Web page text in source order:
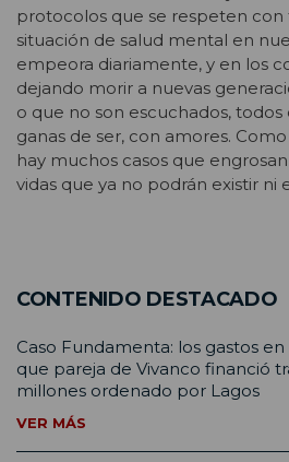
protocolos que se respeten con
situación de salud mental en
empeora diariamente, y en los
dejando morir a nuevas
o que no son escuchados, todos
ganas de ser, con amores.
hay muchos casos que
vidas que ya no podrán existir ni
CONTENIDO DESTACADO
Caso Fundamenta: los gastos
que pareja de Vivanco financió
millones ordenado por Lagos
VER MÁS